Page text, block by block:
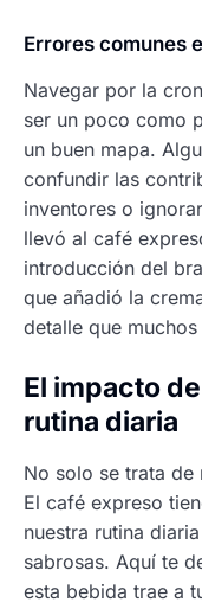
Errores comunes
Navegar por la
ser un poco como
un buen mapa.
confundir las
inventores o
llevó al café
introducción del
que añadió la
detalle que
El impacto
rutina diaria
No solo se trata de
El café expreso
nuestra rutina
sabrosas. Aquí te
esta bebida trae a